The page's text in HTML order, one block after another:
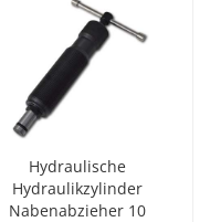
Hydraulische
Hydraulikzylinder
Nabenabzieher 10